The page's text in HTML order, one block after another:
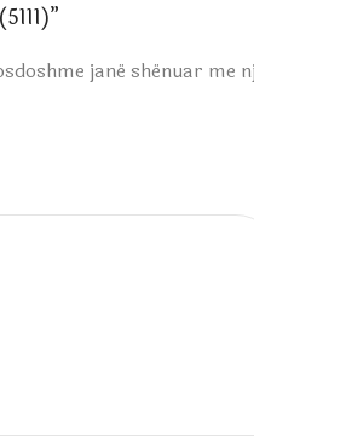
janë shënuar me një